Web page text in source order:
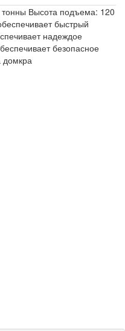
Высота подъема: 120
быстрый
надеждое
безопасное
домкра